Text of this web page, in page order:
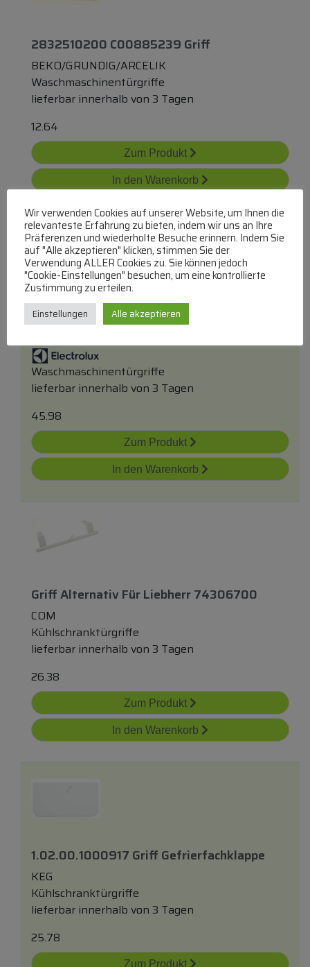
2832510200 C00885239 Griff
BEKO/GRUNDIG/ARCELIK
Waschmaschinentürgriffe
lieferbar innerhalb von 3 Tagen
12.64
Zum Produkt
In den Warenkorb
4055087003 Handgriff-Set Bullauge
Waschmaschinentürgriffe
lieferbar innerhalb von 3 Tagen
45.98
Zum Produkt
In den Warenkorb
Griff Alternativ Für Liebherr 74306700
COM
Kühlschranktürgriffe
lieferbar innerhalb von 3 Tagen
26.38
Zum Produkt
In den Warenkorb
1.02.00.1000917 Griff Gefrierfachklappe
KEG
Kühlschranktürgriffe
lieferbar innerhalb von 3 Tagen
25.78
Zum Produkt
Wir verwenden Cookies auf unserer Website, um Ihnen die
relevanteste Erfahrung zu bieten, indem wir uns an Ihre
Präferenzen und wiederholte Besuche erinnern. Indem Sie
auf "Alle akzeptieren" klicken, stimmen Sie der
Verwendung ALLER Cookies zu. Sie können jedoch
"Cookie-Einstellungen" besuchen, um eine kontrollierte
Zustimmung zu erteilen.
Einstellungen Alle akzeptieren